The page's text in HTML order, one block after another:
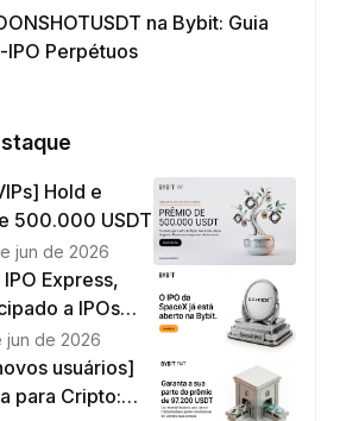
na Bybit: Guia
IPO Perpétuos
Hold e
500.000 USDT
jun de 2026
Express,
a IPOs
jun de 2026
usuários]
para Cripto: